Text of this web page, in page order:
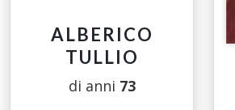
ALBERICO
TULLIO
di anni 73